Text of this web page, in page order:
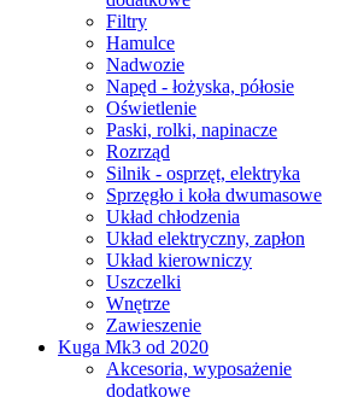
Filtry
Hamulce
Nadwozie
Napęd - łożyska, półosie
Oświetlenie
Paski, rolki, napinacze
Rozrząd
Silnik - osprzęt, elektryka
Sprzęgło i koła dwumasowe
Układ chłodzenia
Układ elektryczny, zapłon
Układ kierowniczy
Uszczelki
Wnętrze
Zawieszenie
Kuga Mk3 od 2020
Akcesoria, wyposażenie
dodatkowe